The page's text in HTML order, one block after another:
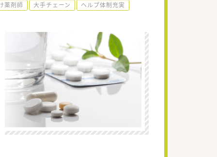
薬剤師 大手チェーン
ヘルプ体制充実